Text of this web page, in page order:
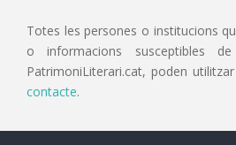
Totes les persones o institucions
o informacions susceptibles
PatrimoniLiterari.cat, poden
contacte.